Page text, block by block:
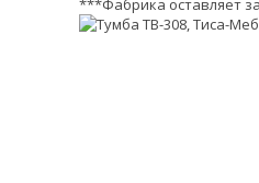
***Фабрика оставляет